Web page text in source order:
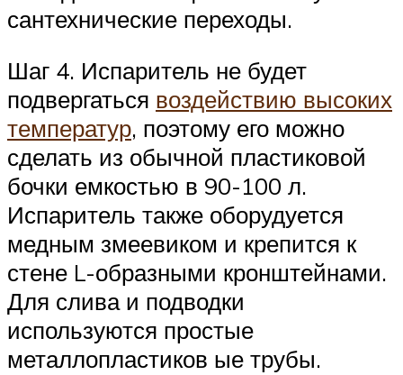
сантехнические переходы.
Шаг 4. Испаритель не будет
подвергаться воздействию высоких
температур, поэтому его можно
сделать из обычной пластиковой
бочки емкостью в 90-100 л.
Испаритель также оборудуется
медным змеевиком и крепится к
стене L-образными кронштейнами.
Для слива и подводки
используются простые
металлопластиков ые трубы.